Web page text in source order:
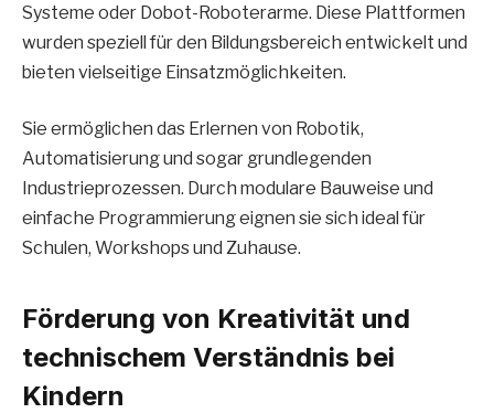
Systeme oder Dobot-Roboterarme. Diese Plattformen
wurden speziell für den Bildungsbereich entwickelt und
bieten vielseitige Einsatzmöglichkeiten.
Sie ermöglichen das Erlernen von Robotik,
Automatisierung und sogar grundlegenden
Industrieprozessen. Durch modulare Bauweise und
einfache Programmierung eignen sie sich ideal für
Schulen, Workshops und Zuhause.
Förderung von Kreativität und
technischem Verständnis bei
Kindern